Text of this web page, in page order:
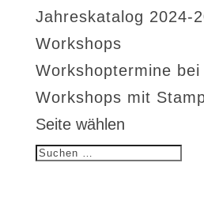
Jahreskatalog 2024-
Workshops
Workshoptermine
Workshops mit
Seite wählen